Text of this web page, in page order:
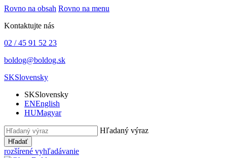
Rovno na obsah Rovno na menu
Kontaktujte nás
02 / 45 91 52 23
boldog@boldog.sk
SKSlovensky
SKSlovensky
ENEnglish
HUMagyar
Hľadaný výraz
Hľadať
rozšírené vyhľadávanie